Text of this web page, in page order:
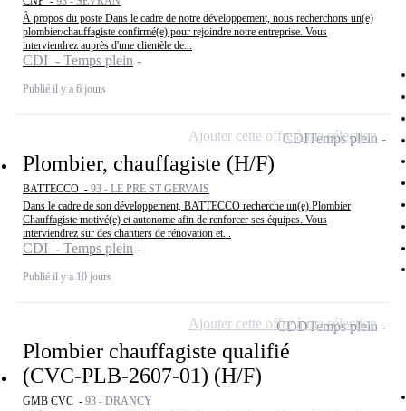
À propos du poste Dans le cadre de notre développement, nous recherchons un(e)
plombier/chauffagiste confirmé(e) pour rejoindre notre entreprise. Vous
interviendrez auprès d'une clientèle de...
CDI - Temps plein
Publié il y a 6 jours
Plombier, chauffagiste (H/F)
BATTECCO - 93 - LE PRE ST GERVAIS
Dans le cadre de son développement, BATTECCO recherche un(e) Plombier
Chauffagiste motivé(e) et autonome afin de renforcer ses équipes. Vous
interviendrez sur des chantiers de rénovation et...
CDI - Temps plein
Publié il y a 10 jours
CDITemps plein
Ajouter cette offre à ma sélection
Plombier chauffagiste qualifié
(CVC-PLB-2607-01) (H/F)
GMB CVC - 93 - DRANCY
CDDTemps plein
Ajouter cette offre à ma sélection